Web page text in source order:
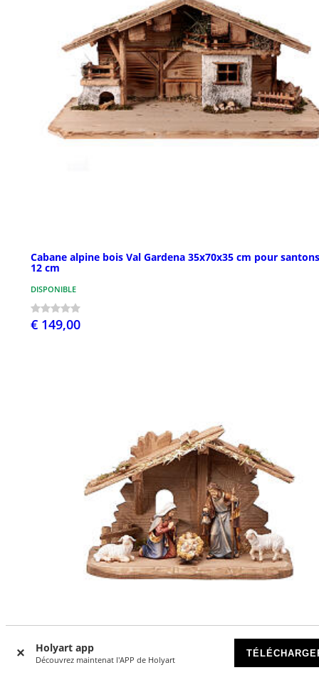
Holyart app
Découvrez maintenat l'APP de Holyart
Cabane alpine bois Val Gardena 35x70x35 cm pour
12 cm
DISPONIBLE
€ 149,00
-17%